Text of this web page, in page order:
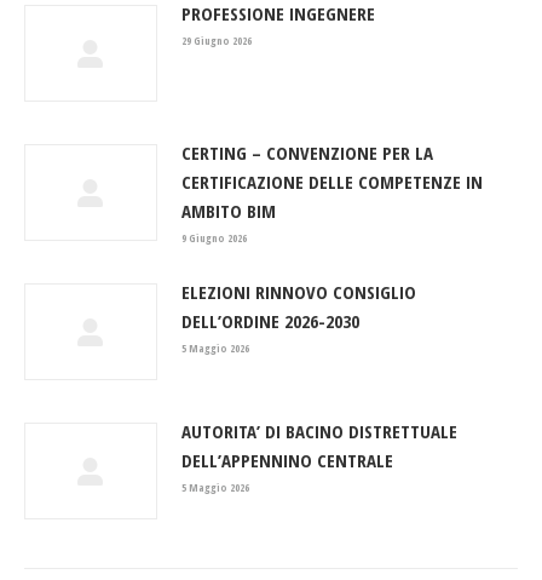
PROFESSIONE INGEGNERE
29 Giugno 2026
CERTING – CONVENZIONE PER LA
CERTIFICAZIONE DELLE COMPETENZE IN
AMBITO BIM
9 Giugno 2026
ELEZIONI RINNOVO CONSIGLIO
DELL’ORDINE 2026-2030
5 Maggio 2026
AUTORITA’ DI BACINO DISTRETTUALE
DELL’APPENNINO CENTRALE
5 Maggio 2026